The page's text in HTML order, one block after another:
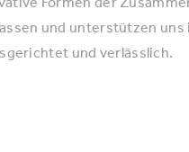
und unterstützen
und verlässlich.